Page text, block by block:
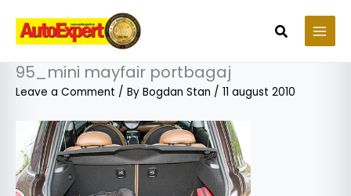
content
Search
95_mini mayfair portbagaj
Leave a Comment / By Bogdan Stan / 11 august 2010